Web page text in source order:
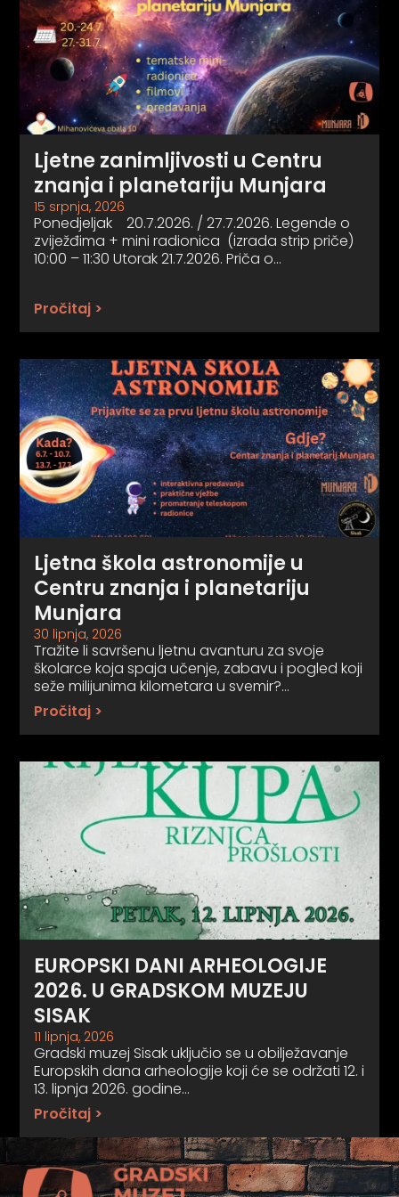
Ljetne zanimljivosti u Centru
znanja i planetariju Munjara
15 srpnja, 2026
Ponedjeljak 20.7.2026. / 27.7.2026. Legende o
zviježđima + mini radionica (izrada strip priče)
10:00 – 11:30 Utorak 21.7.2026. Priča o…
Pročitaj >
Ljetna škola astronomije u
Centru znanja i planetariju
Munjara
30 lipnja, 2026
Tražite li savršenu ljetnu avanturu za svoje
školarce koja spaja učenje, zabavu i pogled koji
seže milijunima kilometara u svemir?…
Pročitaj >
EUROPSKI DANI ARHEOLOGIJE
2026. U GRADSKOM MUZEJU
SISAK
11 lipnja, 2026
Gradski muzej Sisak uključio se u obilježavanje
Europskih dana arheologije koji će se održati 12. i
13. lipnja 2026. godine…
Pročitaj >